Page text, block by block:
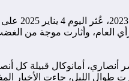
في تصعيد
العام، وأثارت موجة من
المعروف بناصر أنصاري،
الليل، جاءت الأخبار